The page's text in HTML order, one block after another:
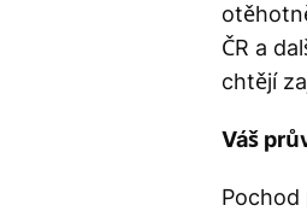
ČR a
chtějí
Váš
Pochod